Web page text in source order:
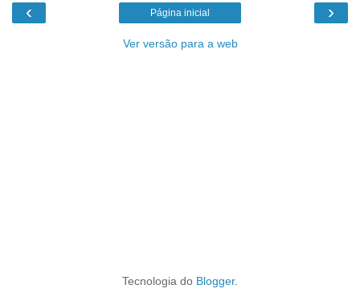
‹ ›
Página inicial
Ver versão para a web
Tecnologia do Blogger.